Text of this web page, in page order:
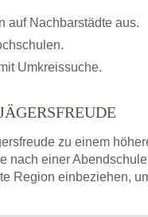
auf Nachbarstädte aus.
Umkreissuche.
zu einem
nach einer
Region einbeziehen,